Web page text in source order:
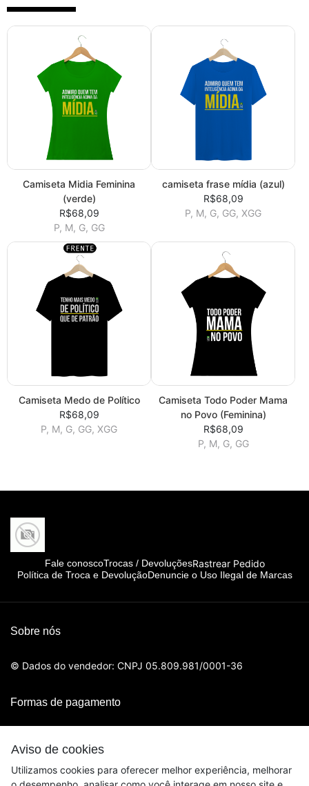
Camiseta Midia Feminina
(verde)
R$68,09
P, M, G, GG
camiseta frase mídia (azul)
R$68,09
P, M, G, GG, XGG
Camiseta Medo de Político
R$68,09
P, M, G, GG, XGG
Camiseta Todo Poder Mama
no Povo (Feminina)
R$68,09
P, M, G, GG
Aviso de cookies
Utilizamos cookies para oferecer melhor experiência, melhorar
Fale conoscoTrocas / DevoluçõesRastrear Pedido
Política de Troca e DevoluçãoDenuncie o Uso Ilegal de Marcas
Sobre nós
© Dados do vendedor: CNPJ 05.809.981/0001-36
Formas de pagamento